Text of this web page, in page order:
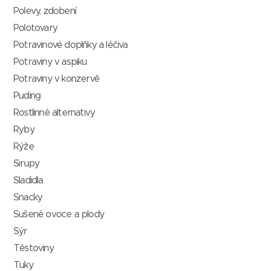
Polevy, zdobení
Polotovary
Potravinové doplňky a léčiva
Potraviny v aspiku
Potraviny v konzervě
Puding
Rostlinné alternativy
Ryby
Rýže
Sirupy
Sladidla
Snacky
Sušené ovoce a plody
Sýr
Těstoviny
Tuky